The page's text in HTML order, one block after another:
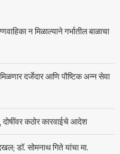
न मिळाल्याने गर्भातील बाळाचा
दर्जेदार आणि पौष्टिक अन्न सेवा
दोषींवर कठोर कारवाईचे आदेश
डॉ. सोमनाथ गिते यांचा मा.